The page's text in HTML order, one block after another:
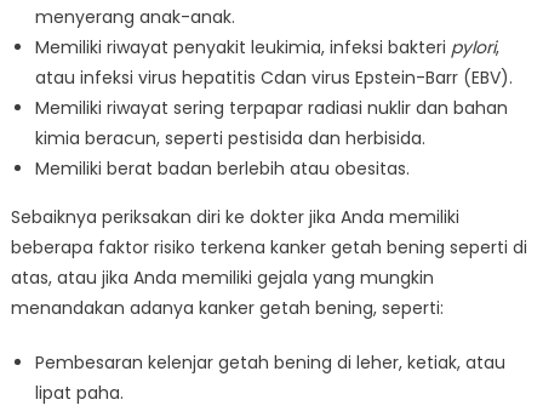
menyerang anak-anak.
Memiliki riwayat penyakit leukimia, infeksi bakteri pylori,
atau infeksi virus hepatitis Cdan virus Epstein-Barr (EBV).
Memiliki riwayat sering terpapar radiasi nuklir dan bahan
kimia beracun, seperti pestisida dan herbisida.
Memiliki berat badan berlebih atau obesitas.
Sebaiknya periksakan diri ke dokter jika Anda memiliki
beberapa faktor risiko terkena kanker getah bening seperti di
atas, atau jika Anda memiliki gejala yang mungkin
menandakan adanya kanker getah bening, seperti:
Pembesaran kelenjar getah bening di leher, ketiak, atau
lipat paha.